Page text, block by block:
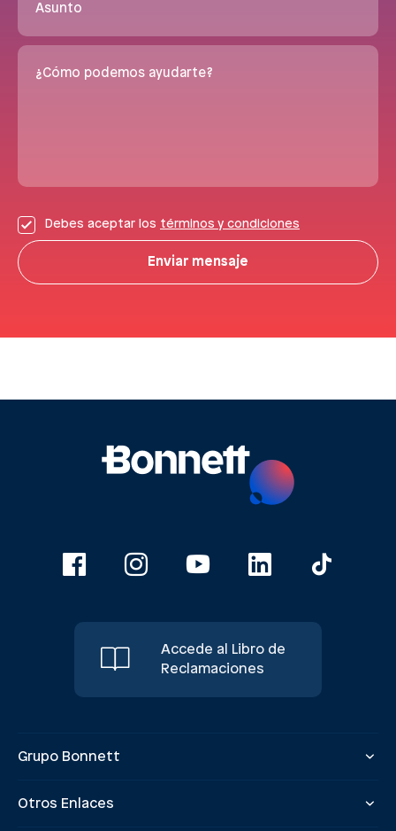
Asunto
¿Cómo podemos ayudarte?
Debes aceptar los términos y condiciones
Enviar mensaje
Accede al Libro de
Reclamaciones
Grupo Bonnett
Otros Enlaces